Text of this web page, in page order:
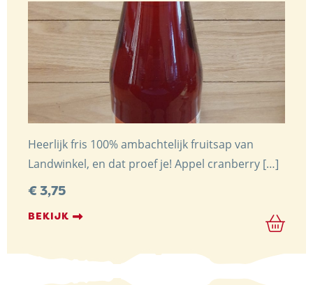
Heerlijk fris 100% ambachtelijk fruitsap van
Landwinkel, en dat proef je! Appel cranberry […]
€3,75
BEKIJK